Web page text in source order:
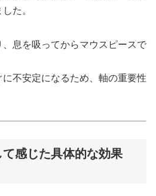
た。
息を吸ってからマウスピースで
不安定になるため、軸の重要性
感じた具体的な効果